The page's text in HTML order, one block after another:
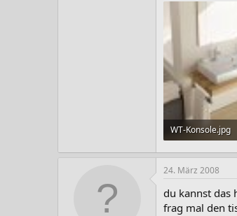
WT-Konsole.jpg
32,1 KB ·
24. März 2008
du kannst das
frag mal den